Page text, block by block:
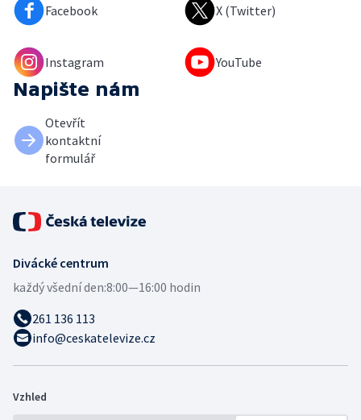
Facebook X (Twitter)
Instagram YouTube
Napište nám
Otevřít
kontaktní
formulář
Divácké centrum
každý všední den:8:00—16:00 hodin
261 136 113
info@ceskatelevize.cz
Vzhled